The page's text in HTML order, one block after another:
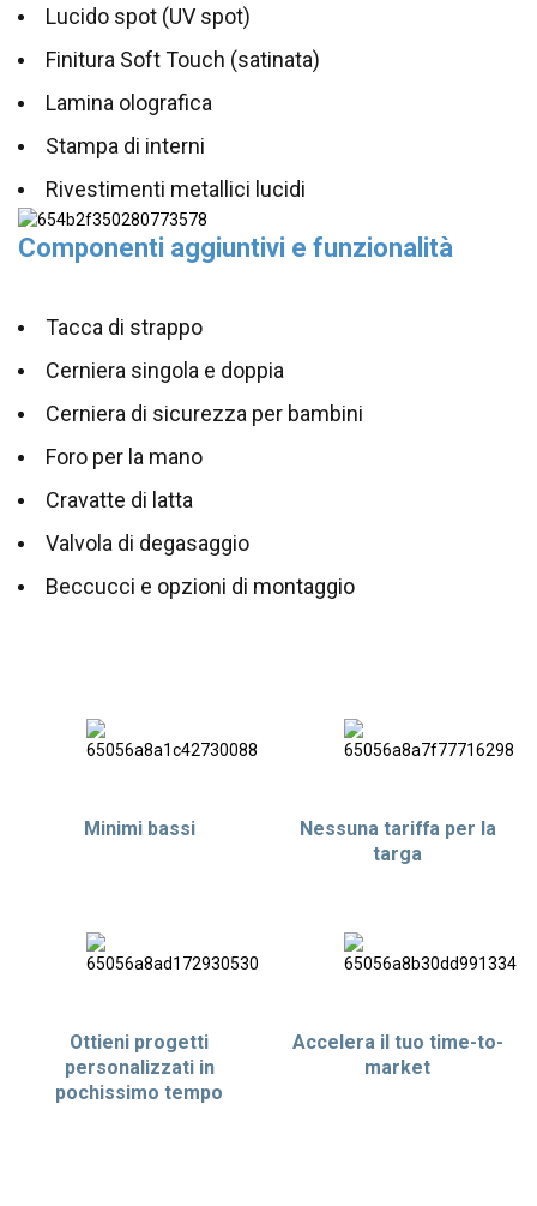
Lucido spot (UV spot)
Finitura Soft Touch (satinata)
Lamina olografica
Stampa di interni
Rivestimenti metallici lucidi
Componenti aggiuntivi e funzionalità
Tacca di strappo
Cerniera singola e doppia
Cerniera di sicurezza per bambini
Foro per la mano
Cravatte di latta
Valvola di degasaggio
Beccucci e opzioni di montaggio
Minimi bassi
Nessuna tariffa per la
targa
Ottieni progetti
personalizzati in
pochissimo tempo
Accelera il tuo time-to-
market